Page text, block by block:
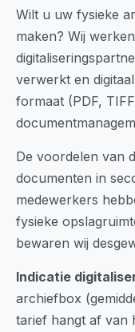
Wilt u uw fysieke
maken? Wij
verwerkt en
formaat (PDF,
De voordelen van
documenten in
medewerkers
fysieke
bewaren wij
Indicatie
archiefbox
tarief hangt af van